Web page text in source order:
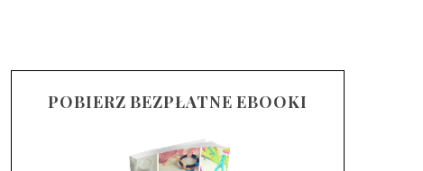
POBIERZ BEZPŁATNE EBOOKI